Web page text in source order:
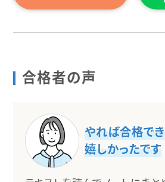
合格者の声
やれば合格で
嬉しかったです